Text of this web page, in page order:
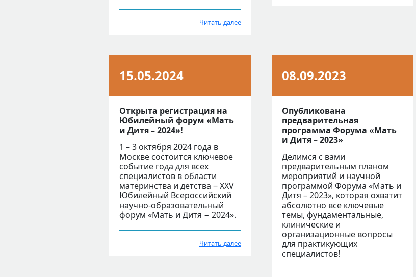
Читать далее
15.05.2024
Открыта регистрация на
Юбилейный форум «Мать
и Дитя – 2024»!
1 – 3 октября 2024 года в
Москве состоится ключевое
событие года для всех
специалистов в области
материнства и детства ‒ XXV
Юбилейный Всероссийский
научно-образовательный
форум «Мать и Дитя − 2024».
Читать далее
08.09.2023
Опубликована
предварительная
программа Форума «Мать
и Дитя – 2023»
Делимся с вами
предварительным планом
мероприятий и научной
программой Форума «Мать и
Дитя – 2023», которая охватит
абсолютно все ключевые
темы, фундаментальные,
клинические и
организационные вопросы
для практикующих
специалистов!